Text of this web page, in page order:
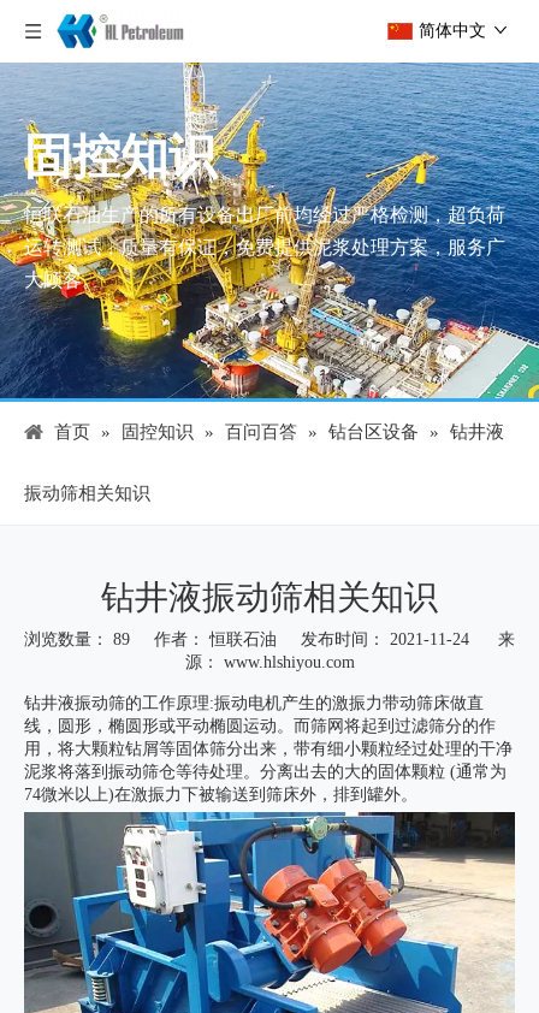
简体中文
固控知识
恒联石油生产的所有设备出厂前均经过严格检测，超负荷
运转测试，质量有保证，免费提供泥浆处理方案，服务广
大顾客。
首页 » 固控知识 » 百问百答 » 钻台区设备 » 钻井液
振动筛相关知识
钻井液振动筛相关知识
浏览数量： 89 作者： 恒联石油 发布时间： 2021-11-24 来
源： www.hlshiyou.com
["wechat","weibo","qzone","douban","email"]
钻井液振动筛的工作原理:振动电机产生的激振力带动筛床做直
线，圆形，椭圆形或平动椭圆运动。而筛网将起到过滤筛分的作
用，将大颗粒钻屑等固体筛分出来，带有细小颗粒经过处理的干净
泥浆将落到振动筛仓等待处理。分离出去的大的固体颗粒 (通常为
74微米以上)在激振力下被输送到筛床外，排到罐外。